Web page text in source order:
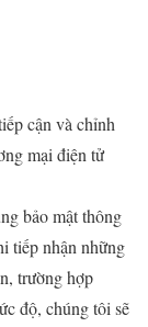
cận và chỉnh
mại điện tử
bảo mật thông
tiếp nhận những
trường hợp
độ, chúng tôi sẽ